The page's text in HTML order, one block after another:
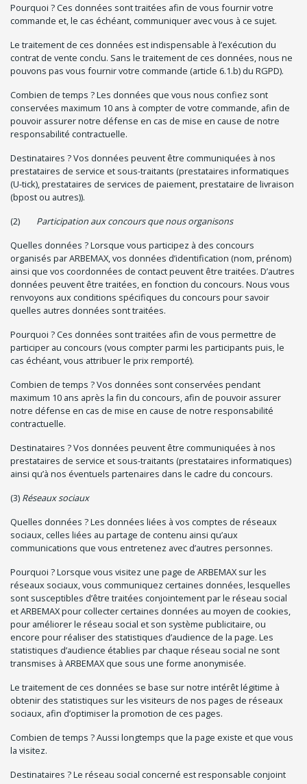
Pourquoi ? Ces données sont traitées afin de vous fournir votre
commande et, le cas échéant, communiquer avec vous à ce sujet.
Le traitement de ces données est indispensable à l’exécution du
contrat de vente conclu. Sans le traitement de ces données, nous ne
pouvons pas vous fournir votre commande (article 6.1.b) du RGPD).
Combien de temps ? Les données que vous nous confiez sont
conservées maximum 10 ans à compter de votre commande, afin de
pouvoir assurer notre défense en cas de mise en cause de notre
responsabilité contractuelle.
Destinataires ? Vos données peuvent être communiquées à nos
prestataires de service et sous-traitants (prestataires informatiques
(U-tick), prestataires de services de paiement, prestataire de livraison
(bpost ou autres)).
(2) Participation aux concours que nous organisons
Quelles données ? Lorsque vous participez à des concours
organisés par ARBEMAX, vos données d’identification (nom, prénom)
ainsi que vos coordonnées de contact peuvent être traitées. D’autres
données peuvent être traitées, en fonction du concours. Nous vous
renvoyons aux conditions spécifiques du concours pour savoir
quelles autres données sont traitées.
Pourquoi ? Ces données sont traitées afin de vous permettre de
participer au concours (vous compter parmi les participants puis, le
cas échéant, vous attribuer le prix remporté).
Combien de temps ? Vos données sont conservées pendant
maximum 10 ans après la fin du concours, afin de pouvoir assurer
notre défense en cas de mise en cause de notre responsabilité
contractuelle.
Destinataires ? Vos données peuvent être communiquées à nos
prestataires de service et sous-traitants (prestataires informatiques)
ainsi qu’à nos éventuels partenaires dans le cadre du concours.
(3) Réseaux sociaux
Quelles données ? Les données liées à vos comptes de réseaux
sociaux, celles liées au partage de contenu ainsi qu’aux
communications que vous entretenez avec d’autres personnes.
Pourquoi ? Lorsque vous visitez une page de ARBEMAX sur les
réseaux sociaux, vous communiquez certaines données, lesquelles
sont susceptibles d’être traitées conjointement par le réseau social
et ARBEMAX pour collecter certaines données au moyen de cookies,
pour améliorer le réseau social et son système publicitaire, ou
encore pour réaliser des statistiques d’audience de la page. Les
statistiques d’audience établies par chaque réseau social ne sont
transmises à ARBEMAX que sous une forme anonymisée.
Le traitement de ces données se base sur notre intérêt légitime à
obtenir des statistiques sur les visiteurs de nos pages de réseaux
sociaux, afin d’optimiser la promotion de ces pages.
Combien de temps ? Aussi longtemps que la page existe et que vous
la visitez.
Destinataires ? Le réseau social concerné est responsable conjoint